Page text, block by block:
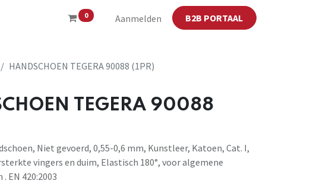
0 Aanmelden B2B PORTAAL
HANDSCHOEN TEGERA 90088 (1PR)
TEGERA 90088
Niet gevoerd, 0,55-0,6 mm, Kunstleer, Katoen, Cat. I,
vingers en duim, Elastisch 180°, voor algemene
EN 420:2003